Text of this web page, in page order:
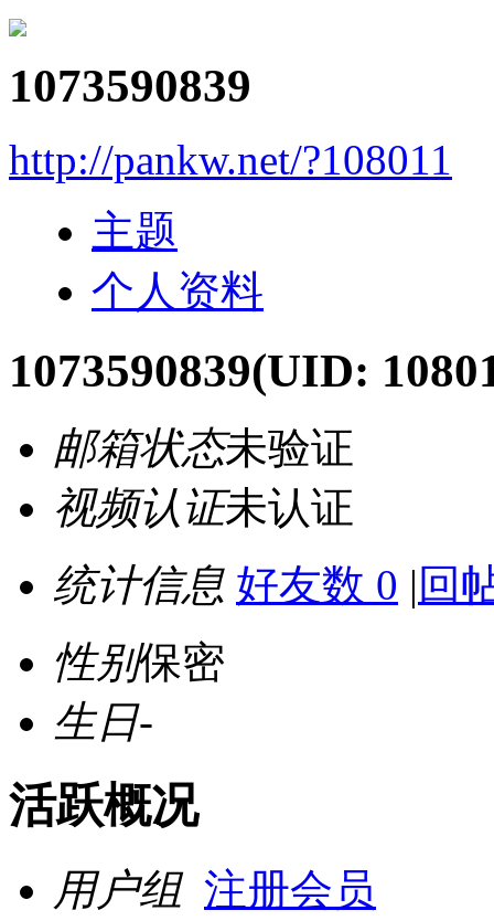
1073590839
http://pankw.net/?108011
主题
个人资料
1073590839(UID:
邮箱状态未验证
视频认证未认证
统计信息 好友数 0 | 回
性别保密
生日-
活跃概况
用户组 注册会员